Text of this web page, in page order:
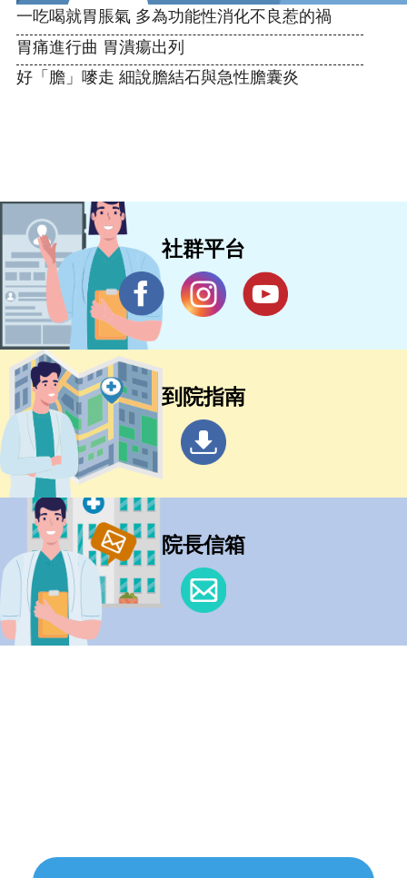
一吃喝就胃脹氣 多為功能性消化不良惹的禍
胃痛進行曲 胃潰瘍出列
好「膽」嘜走 細說膽結石與急性膽囊炎
社群平台
到院指南
院長信箱